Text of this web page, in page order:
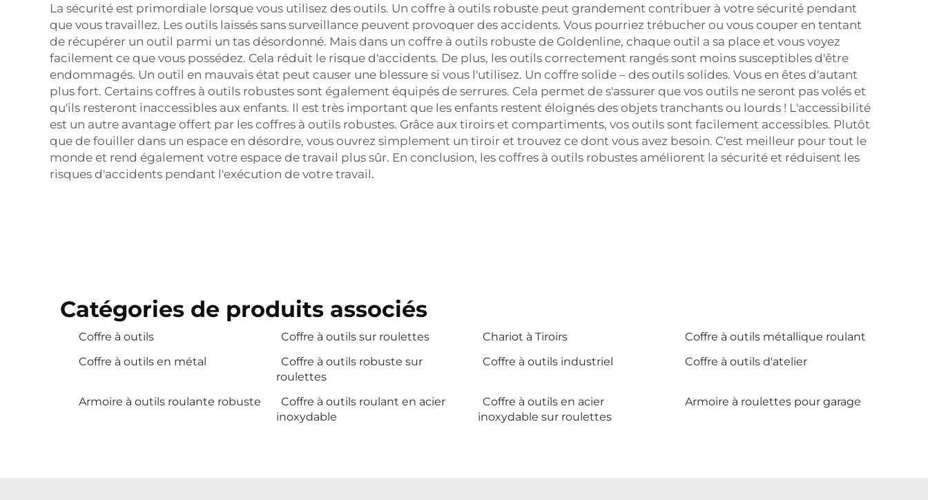
La sécurité est primordiale lorsque vous utilisez des outils. Un coffre à outils robuste peut grandement contribuer à votre sécurité pendant
que vous travaillez. Les outils laissés sans surveillance peuvent provoquer des accidents. Vous pourriez trébucher ou vous couper en tentant
de récupérer un outil parmi un tas désordonné. Mais dans un coffre à outils robuste de Goldenline, chaque outil a sa place et vous voyez
facilement ce que vous possédez. Cela réduit le risque d'accidents. De plus, les outils correctement rangés sont moins susceptibles d'être
endommagés. Un outil en mauvais état peut causer une blessure si vous l'utilisez. Un coffre solide – des outils solides. Vous en êtes d'autant
plus fort. Certains coffres à outils robustes sont également équipés de serrures. Cela permet de s'assurer que vos outils ne seront pas volés et
qu'ils resteront inaccessibles aux enfants. Il est très important que les enfants restent éloignés des objets tranchants ou lourds ! L'accessibilité
est un autre avantage offert par les coffres à outils robustes. Grâce aux tiroirs et compartiments, vos outils sont facilement accessibles. Plutôt
que de fouiller dans un espace en désordre, vous ouvrez simplement un tiroir et trouvez ce dont vous avez besoin. C'est meilleur pour tout le
monde et rend également votre espace de travail plus sûr. En conclusion, les coffres à outils robustes améliorent la sécurité et réduisent les
risques d'accidents pendant l'exécution de votre travail.
Catégories de produits associés
Coffre à outils Coffre à outils sur roulettes Chariot à Tiroirs
Coffre à outils métallique roulant
Coffre à outils en métal
Coffre à outils robuste sur
roulettes
Coffre à outils industriel Coffre à outils d'atelier
Armoire à outils roulante robuste
Coffre à outils roulant en acier
inoxydable
Coffre à outils en acier
inoxydable sur roulettes
Armoire à roulettes pour garage